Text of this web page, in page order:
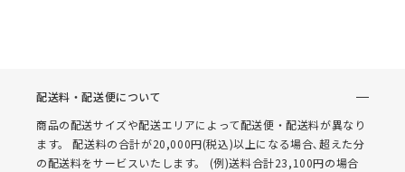
配送料・配送便について
商品の配送サイズや配送エリアによって配送便・配送料が異なり
ます。 配送料の合計が20,000円(税込)以上になる場合､超えた分
の配送料をサービスいたします。 (例)送料合計23,100円の場合